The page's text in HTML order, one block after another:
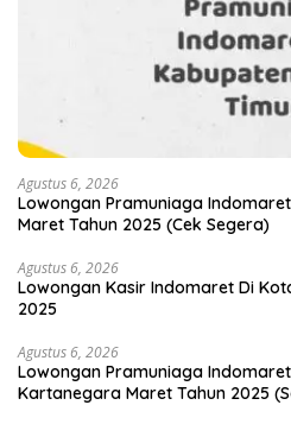
Agustus 6, 2026
Lowongan Pramuniaga
Maret Tahun 2025 (Cek Segera)
Agustus 6, 2026
Lowongan Kasir Indomaret Di
2025
Agustus 6, 2026
Lowongan Pramuniaga
Kartanegara Maret Tahun 2025